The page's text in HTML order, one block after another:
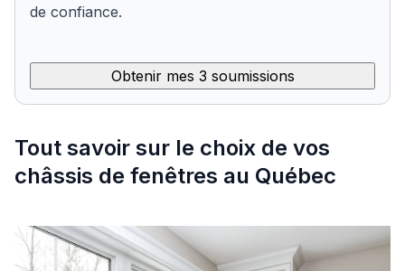
de confiance.
Obtenir mes 3 soumissions
Tout savoir sur le choix de vos
châssis de fenêtres au Québec